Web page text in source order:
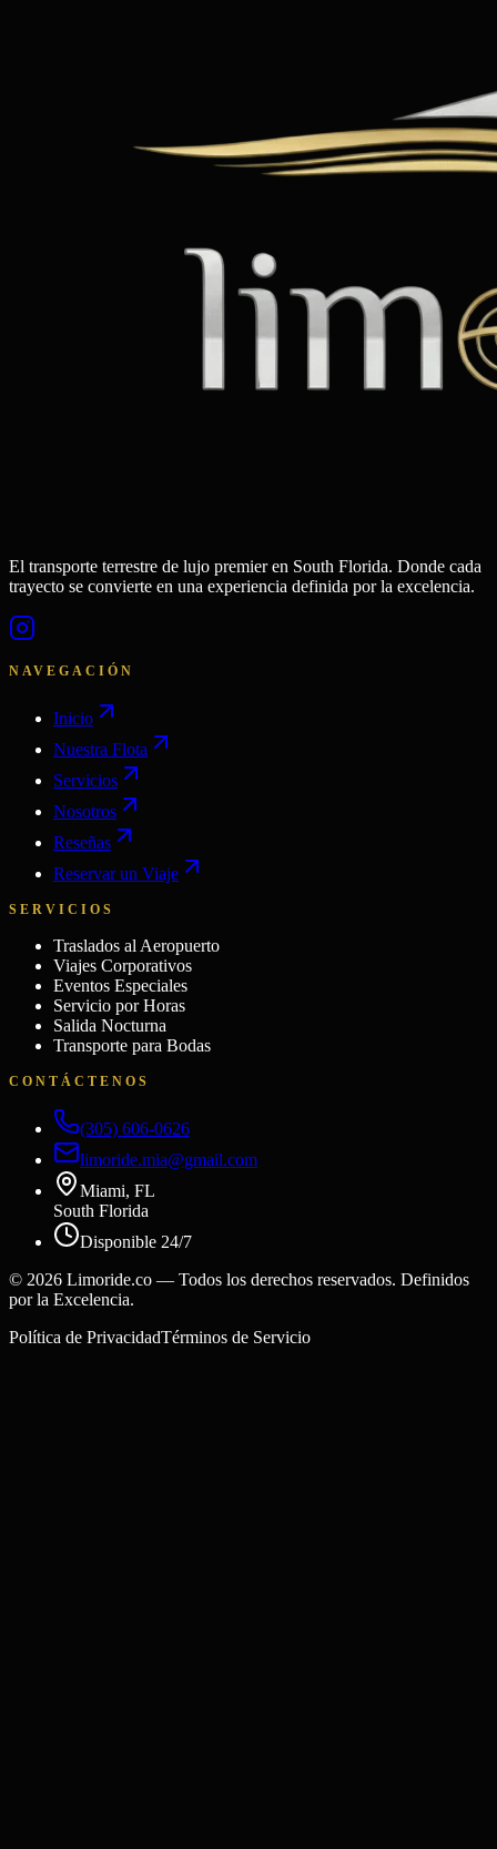
El transporte terrestre de lujo premier en South Florida. Donde cada
trayecto se convierte en una experiencia definida por la excelencia.
NAVEGACIÓN
Inicio
Nuestra Flota
Servicios
Nosotros
Reseñas
Reservar un Viaje
SERVICIOS
Traslados al Aeropuerto
Viajes Corporativos
Eventos Especiales
Servicio por Horas
Salida Nocturna
Transporte para Bodas
CONTÁCTENOS
(305) 606-0626
limoride.mia@gmail.com
Miami, FL
South Florida
Disponible 24/7
© 2026 Limoride.co — Todos los derechos reservados. Definidos
por la Excelencia.
Política de PrivacidadTérminos de Servicio